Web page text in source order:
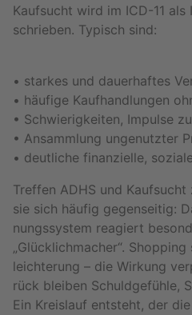
Kauf­sucht wird im ICD-11
schrie­ben. Ty­pisch sind:
• star­kes und dau­er­haf­tes
• häu­fi­ge Kauf­hand­lun­gen
• Schwie­rig­kei­ten, Im­pul­se
• An­samm­lung un­ge­nutz­ter
• deut­li­che fi­nan­zi­el­le,
Tref­fen ADHS und
sie sich häu­fig ge­gen­sei­tig:
nungs­sys­tem re­agiert
„Glück­lich­ma­cher“.
leich­te­rung – die Wir­kung
rück blei­ben Schuld­ge­füh­le,
Ein Kreis­lauf ent­steht, der